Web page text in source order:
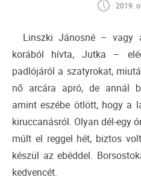
2019.
Linszki Jánosné – vagy
korából hívta, Jutka –
padlójáról a szatyrokat,
nő arcára apró, de annál
amint eszébe ötlött, hogy a
kiruccanásról. Olyan dél-egy
múlt el reggel hét, biztos
készül az ebéddel.
kedvencét.